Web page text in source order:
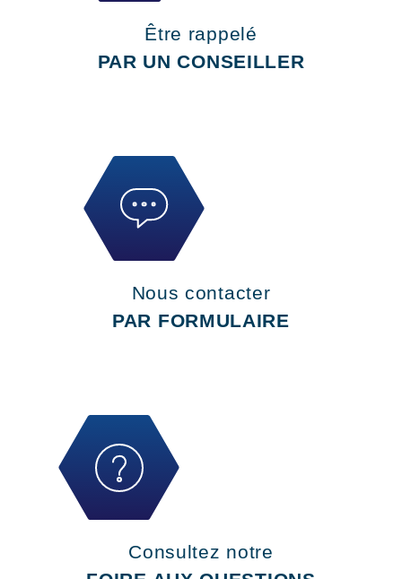
Être rappelé
PAR UN CONSEILLER
Nous contacter
PAR FORMULAIRE
Consultez notre